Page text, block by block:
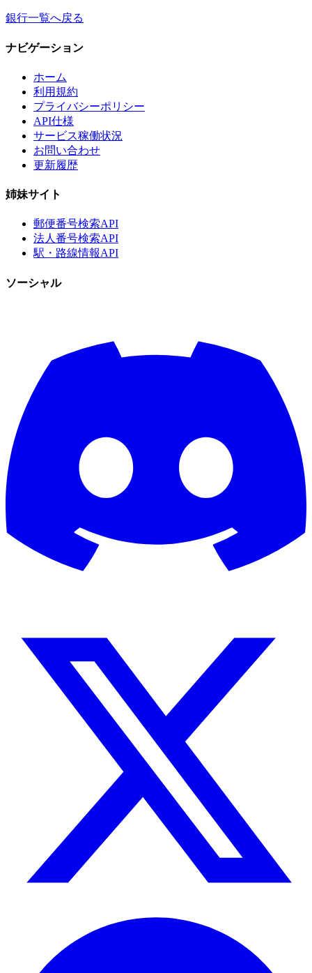
銀行一覧へ戻る
ナビゲーション
ホーム
利用規約
プライバシーポリシー
API仕様
サービス稼働状況
お問い合わせ
更新履歴
姉妹サイト
郵便番号検索API
法人番号検索API
駅・路線情報API
ソーシャル